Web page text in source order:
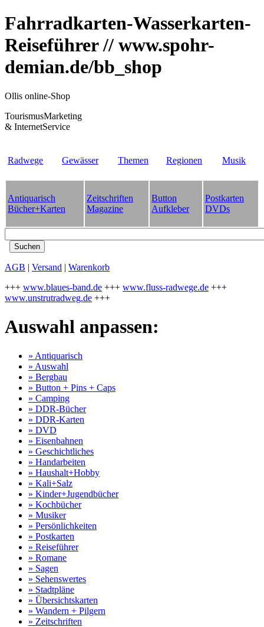
Fahrradkarten-Wasserkarten-
Reiseführer // www.spohr-
demian.de/bb_shop
Ollis online-Shop
TourismusMarketing
& InternetService
Radwege Gewässer Themen Regionen Musik
Antiquarisch
Bücher+Karten
Zeitschriften
Magazine
Button
Aufkleber
Postkarten
DVDs
AGB | Versand | Warenkorb
+++ www.blaues-band.de +++ www.fluss-radwege.de +++
www.unstrutradweg.de +++
Auswahl anpassen:
» Antiquarisch
» Auswahl
» Bergbau
» Button + Pins + Caps
» Camping
» DDR-Bücher
» DDR-Karten
» DVD
» Eisenbahnen
» Geschichtliches
» Handarbeiten
» Haushalt+Hobby
» Kali+Salz
» Kinder+Jugendbücher
» Kochbücher
» Musiker
» Persönlichkeiten
» Postkarten
» Reiseführer
» Romane
» Sagen
» Sehenswertes
» Stadtpläne
» Übersichtskarten
» Wandern + Pilgern
» Zeitschriften